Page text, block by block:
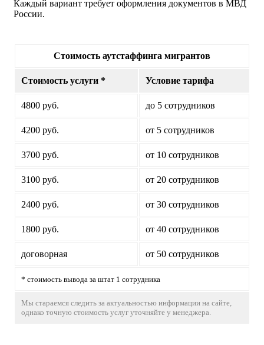
Каждый вариант требует оформления документов в МВД
России.
Стоимость аутстаффинга мигрантов
Стоимость услуги * Условие тарифа
4800 руб. до 5 сотрудников
4200 руб. от 5 сотрудников
3700 руб. от 10 сотрудников
3100 руб. от 20 сотрудников
2400 руб. от 30 сотрудников
1800 руб. от 40 сотрудников
договорная от 50 сотрудников
* стоимость вывода за штат 1 сотрудника
Мы стараемся следить за актуальностью информации на сайте,
однако точную стоимость услуг уточняйте у менеджера.